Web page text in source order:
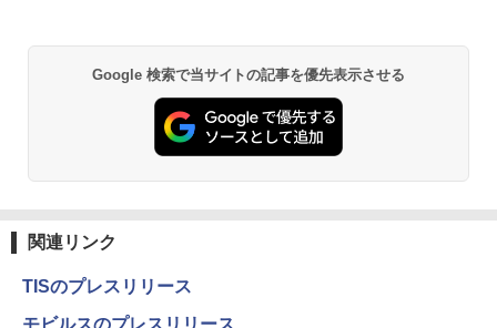
Google 検索で当サイトの記事を優先表示させる
関連リンク
TISのプレスリリース
モビルスのプレスリリース